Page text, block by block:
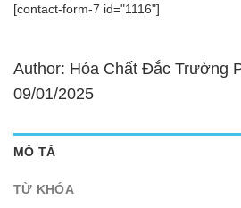
[contact-form-7 id="1116"]
Author: Hóa Chất Đắc Trường
09/01/2025
MÔ TẢ
TỪ KHÓA